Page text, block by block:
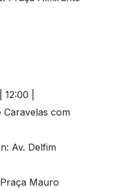
|
Caravelas com
Av. Delfim
Mauro